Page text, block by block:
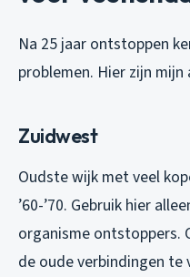
Na 25 jaar ontstoppen
problemen. Hier zijn
Zuidwest
Oudste wijk met veel
’60-’70. Gebruik hier
organisme ontstoppers.
de oude verbindingen te